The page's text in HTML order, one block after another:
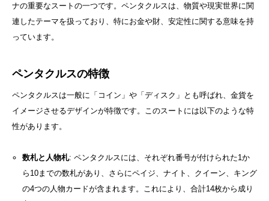
ナの重要なスートの一つです。ペンタクルスは、物質や現実世界に関
連したテーマを扱っており、特にお金や財、安定性に関する意味を持
っています。
ペンタクルスの特徴
ペンタクルスは一般に「コイン」や「ディスク」とも呼ばれ、金貨を
イメージさせるデザインが特徴です。このスートには以下のような特
性があります。
数札と人物札: ペンタクルスには、それぞれ番号が付けられた1か
ら10までの数札があり、さらにペイジ、ナイト、クイーン、キング
の4つの人物カードが含まれます。これにより、合計14枚から成り